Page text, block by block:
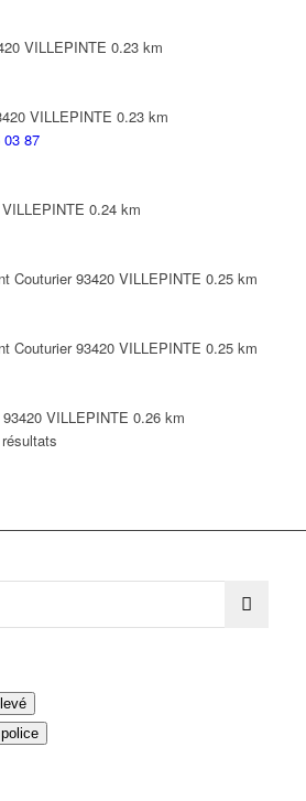
VILLEPINTE 0.23 km
VILLEPINTE 0.23 km
87
0.24 km
Couturier 93420 VILLEPINTE 0.25 km
Couturier 93420 VILLEPINTE 0.25 km
VILLEPINTE 0.26 km